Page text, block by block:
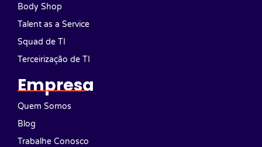
Body Shop
Talent as a Service
Squad de TI
Terceirização de TI
Empresa
Quem Somos
Blog
Trabalhe Conosco